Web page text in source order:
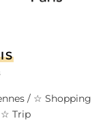
/ ☆ Shopping
Trip